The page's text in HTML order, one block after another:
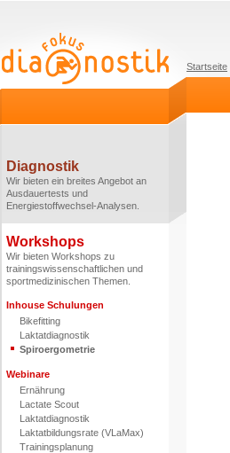
Startseite
Diagnostik
Wir bieten ein breites Angebot an
Ausdauertests und
Energiestoffwechsel-Analysen.
Workshops
Wir bieten Workshops zu
trainingswissenschaftlichen und
sportmedizinischen Themen.
Inhouse Schulungen
Bikefitting
Laktatdiagnostik
Spiroergometrie
Webinare
Ernährung
Lactate Scout
Laktatdiagnostik
Laktatbildungsrate (VLaMax)
Trainingsplanung